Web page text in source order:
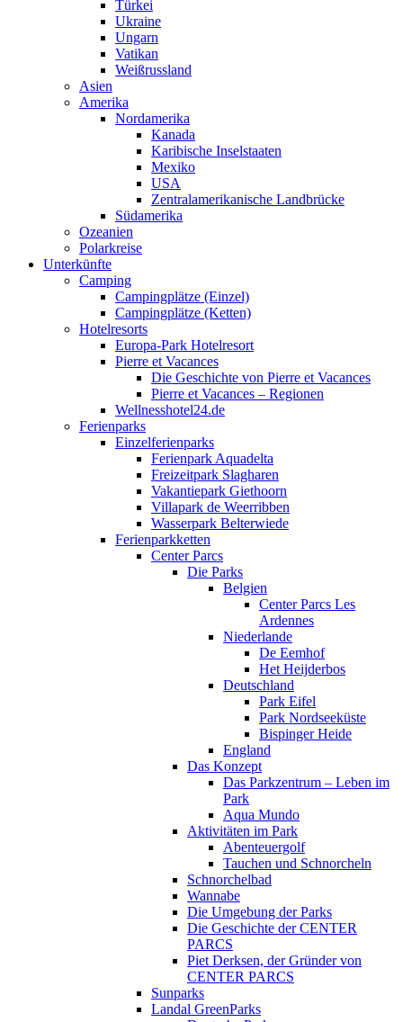
Türkei
Ukraine
Ungarn
Vatikan
Weißrussland
Asien
Amerika
Nordamerika
Kanada
Karibische Inselstaaten
Mexiko
USA
Zentralamerikanische Landbrücke
Südamerika
Ozeanien
Polarkreise
Unterkünfte
Camping
Campingplätze (Einzel)
Campingplätze (Ketten)
Hotelresorts
Europa-Park Hotelresort
Pierre et Vacances
Die Geschichte von Pierre et Vacances
Pierre et Vacances – Regionen
Wellnesshotel24.de
Ferienparks
Einzelferienparks
Ferienpark Aquadelta
Freizeitpark Slagharen
Vakantiepark Giethoorn
Villapark de Weerribben
Wasserpark Belterwiede
Ferienparkketten
Center Parcs
Die Parks
Belgien
Center Parcs Les
Ardennes
Niederlande
De Eemhof
Het Heijderbos
Deutschland
Park Eifel
Park Nordseeküste
Bispinger Heide
England
Das Konzept
Das Parkzentrum – Leben im
Park
Aqua Mundo
Aktivitäten im Park
Abenteuergolf
Tauchen und Schnorcheln
Schnorchelbad
Wannabe
Die Umgebung der Parks
Die Geschichte der CENTER
PARCS
Piet Derksen, der Gründer von
CENTER PARCS
Sunparks
Landal GreenParks